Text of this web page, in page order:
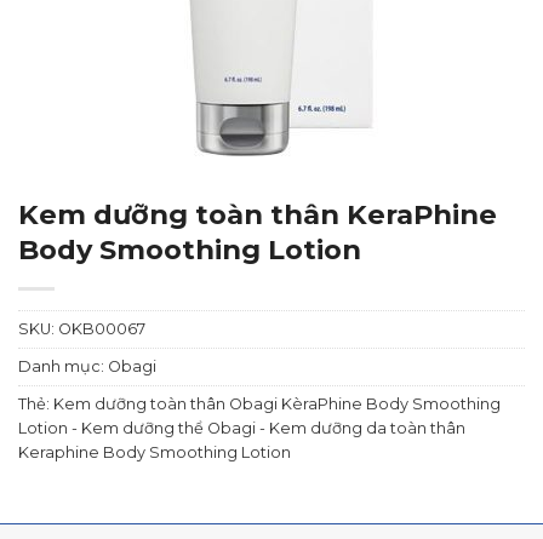
Kem dưỡng toàn thân KeraPhine
Body Smoothing Lotion
SKU: OKB00067
Danh mục: Obagi
Thẻ: Kem dưỡng toàn thân Obagi KèraPhine Body Smoothing
Lotion - Kem dưỡng thể Obagi - Kem dưỡng da toàn thân
Keraphine Body Smoothing Lotion